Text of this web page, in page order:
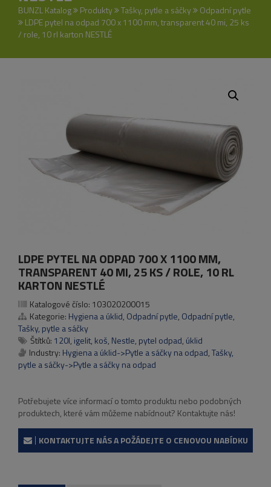
BUNZL Katalog Produkty Tašky, pytle a sáčky
Odpadní pytle
LDPE pytel na odpad 700 x 1100 mm, transparent 40 mi, 25 ks
/ role, 10 rl karton NESTLÉ
LDPE PYTEL NA ODPAD 700 X 1100 MM,
TRANSPARENT 40 MI, 25 KS / ROLE, 10 RL
KARTON NESTLÉ
Katalogové číslo: 103020200015
Kategorie: Hygiena a úklid, Odpadní pytle, Odpadní pytle,
Tašky, pytle a sáčky
Štítků: 120l, igelit, koš, Nestle, pytel odpad, úklid
Industry: Hygiena a úklid->Pytle a sáčky na odpad,Tašky,
pytle a sáčky->Pytle a sáčky na odpad
Potřebujete více informací o tomto produktu nebo podobných
produktech, které vám můžeme nabídnout? Kontaktujte nás!
KONTAKTUJTE NÁS A POŽÁDEJTE O CENOVOU NABÍDKU